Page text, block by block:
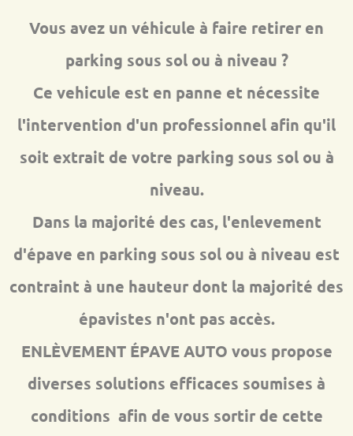
Vous avez un véhicule à faire retirer en
parking sous sol ou à niveau ?
Ce vehicule est en panne et nécessite
l'intervention d'un professionnel afin qu'il
soit extrait de votre parking sous sol ou à
niveau.
Dans la majorité des cas, l'enlevement
d'épave en parking sous sol ou à niveau est
contraint à une hauteur dont la majorité des
épavistes n'ont pas accès.
ENLÈVEMENT ÉPAVE AUTO vous propose
diverses solutions efficaces soumises à
conditions afin de vous sortir de cette